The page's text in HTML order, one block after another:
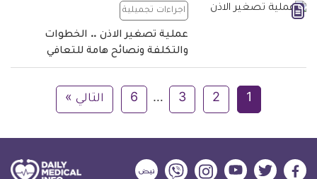
اجراءات تجميلية
عملية تصغير الاذن .. الخطوات
والتكلفة ونصائح هامة للتعافي
1
2
3
…
6 التالي »
ديلي
ديلي
ديلي
ديلي
ديلي
ديلي